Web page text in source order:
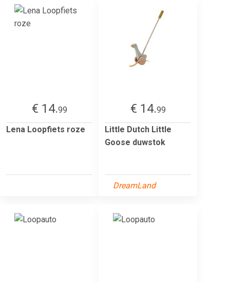
€ 14.99
Lena Loopfiets roze
€ 14.99
Little Dutch Little
Goose duwstok
DreamLand